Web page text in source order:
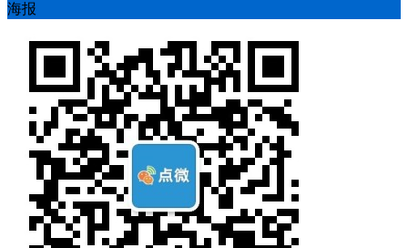
海报